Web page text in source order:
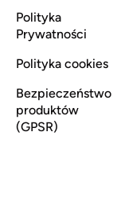
Polityka
Prywatności
Polityka cookies
Bezpieczeństwo
produktów
(GPSR)